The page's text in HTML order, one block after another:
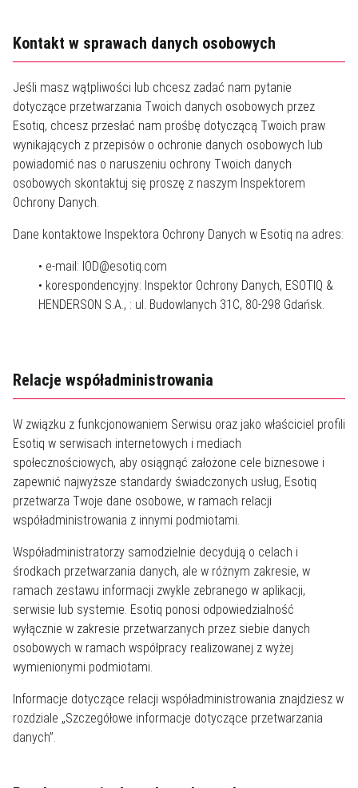
Kontakt w sprawach danych osobowych
Jeśli masz wątpliwości lub chcesz zadać nam pytanie
dotyczące przetwarzania Twoich danych osobowych przez
Esotiq, chcesz przesłać nam prośbę dotyczącą Twoich praw
wynikających z przepisów o ochronie danych osobowych lub
powiadomić nas o naruszeniu ochrony Twoich danych
osobowych skontaktuj się proszę z naszym Inspektorem
Ochrony Danych.
Dane kontaktowe Inspektora Ochrony Danych w Esotiq na adres:
• e-mail: IOD@esotiq.com
• korespondencyjny: Inspektor Ochrony Danych, ESOTIQ &
HENDERSON S.A., : ul. Budowlanych 31C, 80-298 Gdańsk.
Relacje współadministrowania
W związku z funkcjonowaniem Serwisu oraz jako właściciel profili
Esotiq w serwisach internetowych i mediach
społecznościowych, aby osiągnąć założone cele biznesowe i
zapewnić najwyższe standardy świadczonych usług, Esotiq
przetwarza Twoje dane osobowe, w ramach relacji
współadministrowania z innymi podmiotami.
Współadministratorzy samodzielnie decydują o celach i
środkach przetwarzania danych, ale w różnym zakresie, w
ramach zestawu informacji zwykle zebranego w aplikacji,
serwisie lub systemie. Esotiq ponosi odpowiedzialność
wyłącznie w zakresie przetwarzanych przez siebie danych
osobowych w ramach współpracy realizowanej z wyżej
wymienionymi podmiotami.
Informacje dotyczące relacji współadministrowania znajdziesz w
rozdziale „Szczegółowe informacje dotyczące przetwarzania
danych”.